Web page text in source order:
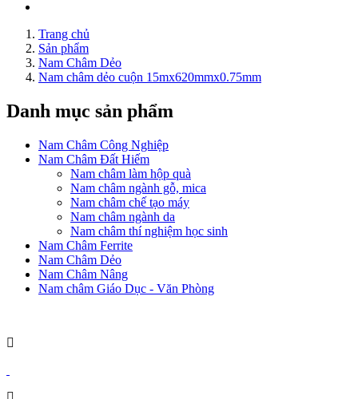
Trang chủ
Sản phẩm
Nam Châm Dẻo
Nam châm dẻo cuộn 15mx620mmx0.75mm
Danh mục sản phẩm
Nam Châm Công Nghiệp
Nam Châm Đất Hiếm
Nam châm làm hộp quà
Nam châm ngành gỗ, mica
Nam châm chế tạo máy
Nam châm ngành da
Nam châm thí nghiệm học sinh
Nam Châm Ferrite
Nam Châm Dẻo
Nam Châm Nâng
Nam châm Giáo Dục - Văn Phòng